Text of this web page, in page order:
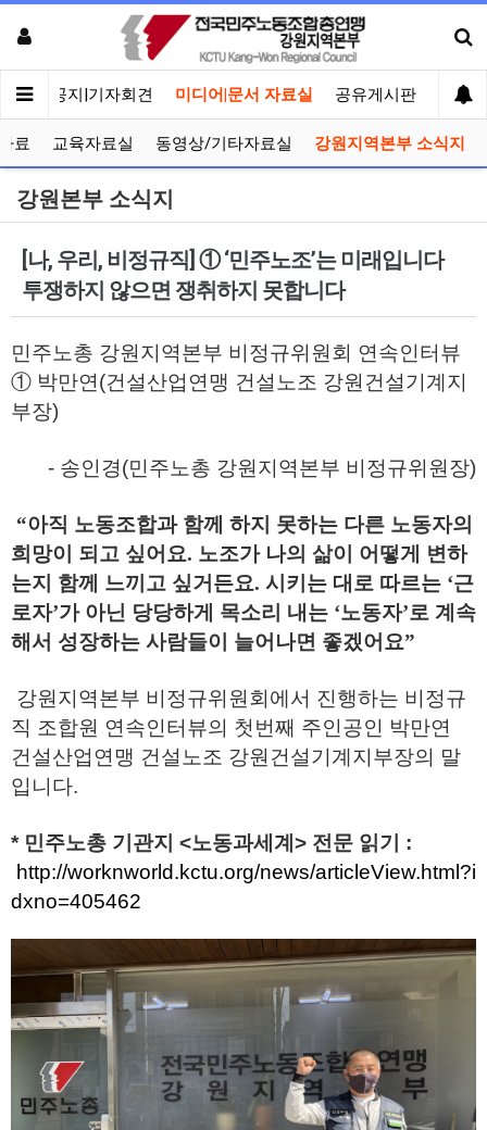
인 공지|기자회견 미디어|문서 자료실 공유게시판 선거
료 교육자료실 동영상/기타자료실 강원지역본부 소식지
강원본부 소식지
[나, 우리, 비정규직] ① ‘민주노조’는 미래입니다
투쟁하지 않으면 쟁취하지 못합니다
민주노총 강원지역본부 비정규위원회 연속인터뷰
① 박만연(건설산업연맹 건설노조 강원건설기계지
부장)
- 송인경(민주노총 강원지역본부 비정규위원장)
“아직 노동조합과 함께 하지 못하는 다른 노동자의
희망이 되고 싶어요. 노조가 나의 삶이 어떻게 변하
는지 함께 느끼고 싶거든요. 시키는 대로 따르는 ‘근
로자’가 아닌 당당하게 목소리 내는 ‘노동자’로 계속
해서 성장하는 사람들이 늘어나면 좋겠어요”
강원지역본부 비정규위원회에서 진행하는 비정규
직 조합원 연속인터뷰의 첫번째 주인공인 박만연
건설산업연맹 건설노조 강원건설기계지부장의 말
입니다.
* 민주노총 기관지 <노동과세계> 전문 읽기 :
http://worknworld.kctu.org/news/articleView.html?i
dxno=405462